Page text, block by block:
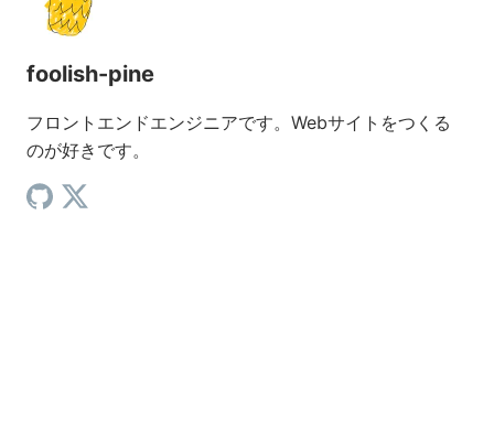
foolish-pine
フロントエンドエンジニアです。Webサイトをつくる
のが好きです。
GitHub（新しいタブで開く）
X（新しいタブで開く）